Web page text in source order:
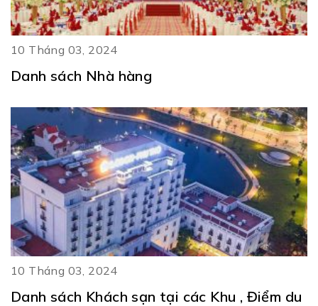
10 Tháng 03, 2024
Danh sách Nhà hàng
10 Tháng 03, 2024
Danh sách Khách sạn tại các Khu , Điểm du